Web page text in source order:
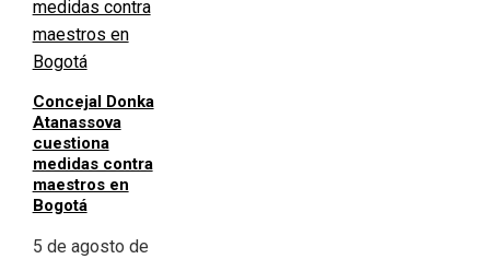
Concejal Donka
Atanassova
cuestiona
medidas contra
maestros en
Bogotá
5 de agosto de